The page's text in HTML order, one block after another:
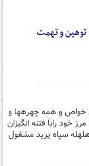
توهین و تهمت
این روزها آزمونی بزرگ برای خواص و همه چهره‎ها و
خود رابا فتنه انگیزان
سپاه یزید مشغول